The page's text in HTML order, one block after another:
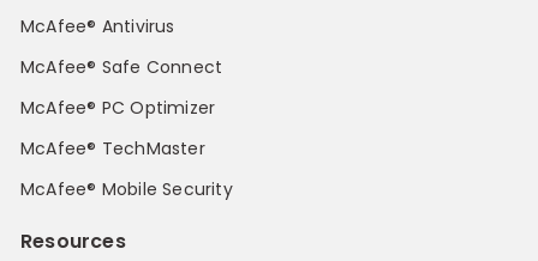
McAfee® Antivirus
McAfee® Safe Connect
McAfee® PC Optimizer
McAfee® TechMaster
McAfee® Mobile Security
Resources